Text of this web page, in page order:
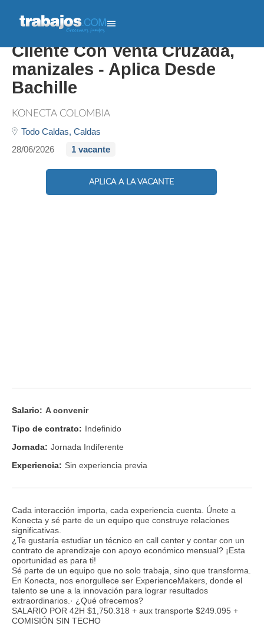
237593 Asesor/a Servicio Al
Cliente Con Venta Cruzada,
manizales - Aplica Desde
Bachille
KONECTA COLOMBIA
Todo Caldas, Caldas
28/06/2026
1 vacante
APLICA A LA VACANTE
Salario: A convenir
Tipo de contrato: Indefinido
Jornada: Jornada Indiferente
Experiencia: Sin experiencia previa
Cada interacción importa, cada experiencia cuenta. Únete a
Konecta y sé parte de un equipo que construye relaciones
significativas.
¿Te gustaría estudiar un técnico en call center y contar con un
contrato de aprendizaje con apoyo económico mensual? ¡Esta
oportunidad es para ti!
Sé parte de un equipo que no solo trabaja, sino que transforma.
En Konecta, nos enorgullece ser ExperienceMakers, donde el
talento se une a la innovación para lograr resultados
extraordinarios.· ¿Qué ofrecemos?
SALARIO POR 42H $1,750.318 + aux transporte $249.095 +
COMISIÓN SIN TECHO